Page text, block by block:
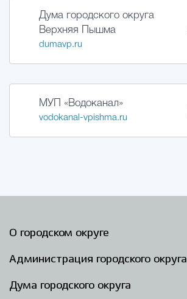
Дума городского округа
Верхняя Пышма
dumavp.ru
МУП «Водоканал»
vodokanal-vpishma.ru
О городском округе
Администрация городского округа
Дума городского округа